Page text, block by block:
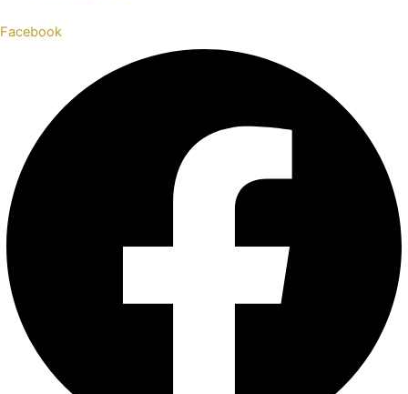
Facebook